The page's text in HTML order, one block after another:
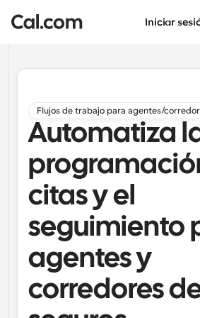
Iniciar
Soluciones
Por tamaño del equipo
Programación personal hecha
Para Equipos
Programación colaborativa para
Para desarrolladores
Funciones y integraciones
Empresa
Desarrollador
Documentación del
Documentación para la
API
Recursos
API
Crea tus propias integraciones
Cal.ai
Flujos de trabajo para agentes/
Automatiza
citas y el
seguimiento
agentes y
corredores